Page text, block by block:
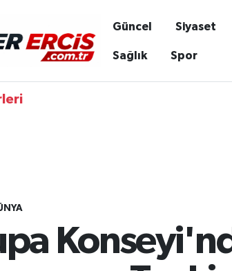
Güncel Siyaset
Sağlık Spor